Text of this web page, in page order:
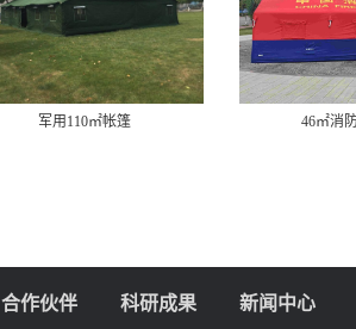
军用110㎡帐篷 46㎡消
合作伙伴 科研成果 新闻中心